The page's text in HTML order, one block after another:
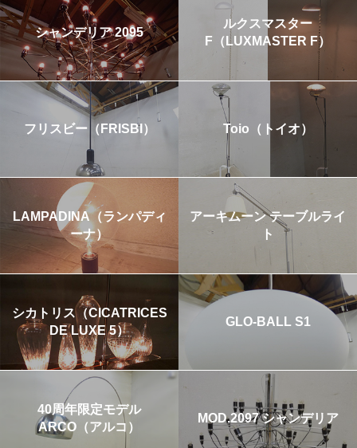
シャンデリア 2095
ルクスマスター
F（LUXMASTER F）
フリスビー（FRISBI） Toio（トイオ）
LAMPADINA（ランパディ
ーナ）
アーキムーン テーブルライ
ト
シカトリス（CICATRICES
DE LUXE 5）
GLO-BALL S1
40周年限定モデル
ARCO（アルコ）
MOD.2097 シャンデリア